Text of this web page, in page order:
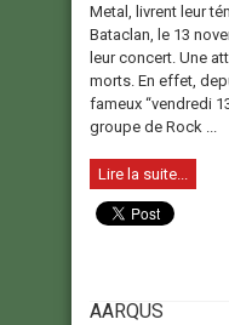
Metal, livrent leur
Bataclan, le 13
leur concert. Une
morts. En effet,
fameux “vendredi
groupe de Rock ...
Lire la suite...
AARQUS